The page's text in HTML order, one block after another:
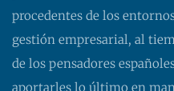
procedentes de los
gestión empresarial, al
de los pensadores
aportarles lo último en